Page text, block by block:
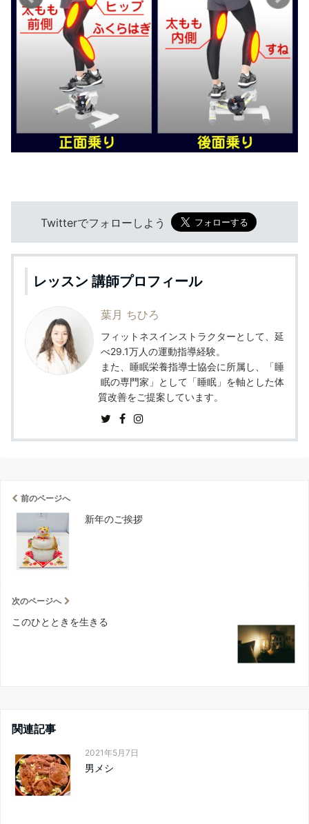
Twitterでフォローしよう
レッスン 講師プロフィール
葉月 ちひろ
フィットネスインストラクターとして、延
べ29.1万人の運動指導経験。
また、睡眠栄養指導士協会に所属し、「睡
眠の専門家」として「睡眠」を軸とした体
質改善をご提案しています。
前のページへ
新年のご挨拶
次のページへ
このひとときを生きる
関連記事
2021年5月7日
男メシ